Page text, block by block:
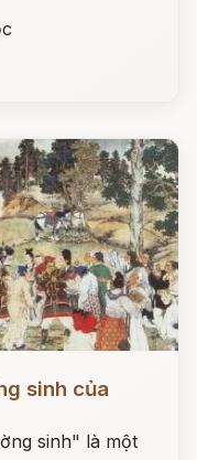
sinh của
sinh" là một